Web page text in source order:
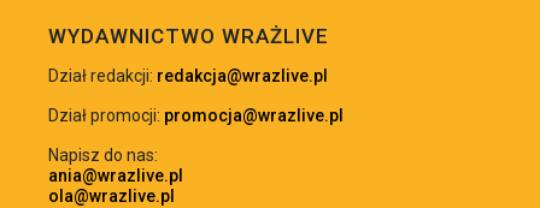
WYDAWNICTWO WRAŻLIVE
Dział redakcji: redakcja@wrazlive.pl
Dział promocji: promocja@wrazlive.pl
Napisz do nas:
ania@wrazlive.pl
ola@wrazlive.pl